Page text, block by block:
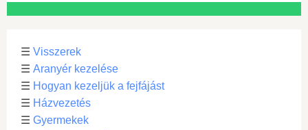
☰ Visszerek
☰ Aranyér kezelése
☰ Hogyan kezeljük a fejfájást
☰ Házvezetés
☰ Gyermekek